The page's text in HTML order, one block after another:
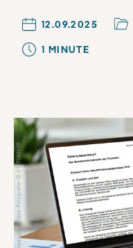
12.09.2025
1 MINUTE